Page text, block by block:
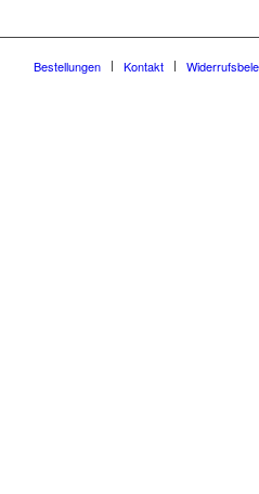
Bestellungen Kontakt